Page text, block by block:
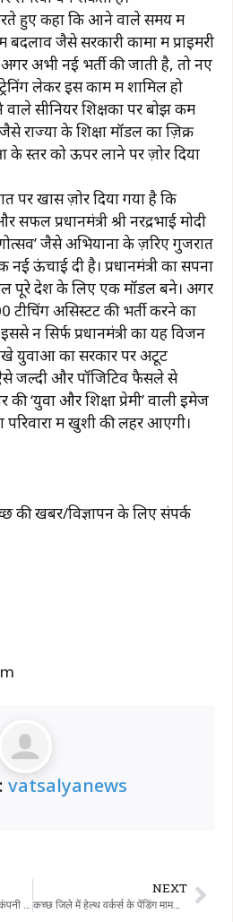
हुए कहा कि आने वाले समय में
जैसे सरकारी कामों में प्राइमरी
अभी नई भर्ती की जाती है, तो नए
लेकर इस काम में शामिल हो
सीनियर शिक्षकों पर बोझ कम
राज्यों के शिक्षा मॉडल का ज़िक्र
के स्तर को ऊपर लाने पर ज़ोर दिया
पर खास ज़ोर दिया गया है कि
प्रधानमंत्री श्री नरेंद्रभाई मोदी
जैसे अभियानों के ज़रिए गुजरात
ऊंचाई दी है। प्रधानमंत्री का सपना
पूरे देश के लिए एक मॉडल बने। अगर
टीचिंग असिस्टेंट की भर्ती करने का
न सिर्फ प्रधानमंत्री का यह विजन
युवाओं का सरकार पर अटूट
जल्दी और पॉजिटिव फैसले से
‘युवा और शिक्षा प्रेमी’ वाली इमेज
में खुशी की लहर आएगी।
की खबरें/विज्ञापन के लिए संपर्क
vatsalyanews
NEXT
कच्छ जिले में हेल्थ वर्कर्स के पेंडिंग मामलों का सुखद अंत: मंगलवार का ‘मास सीएल’ और धरना कार्यक्रम स्थगित